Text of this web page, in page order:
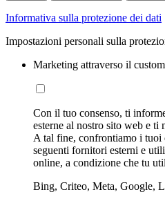
Informativa sulla protezione dei dati
Impostazioni personali sulla
Marketing attraverso il
Con il tuo consenso, ti
esterne al nostro sito web e ti
A tal fine, confrontiamo i tuoi
seguenti fornitori esterni e
online, a condizione che tu
Bing, Criteo, Meta, Google,